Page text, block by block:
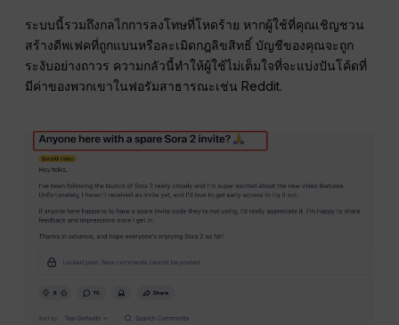
ระบบนี้รวมถึงกลไกการลงโทษที่โหดร้าย หากผู้ใช้ที่คุณเชิญชวน
สร้างดีพเฟคที่ถูกแบนหรือละเมิดกฎลิขสิทธิ์ บัญชีของคุณจะถูก
ระงับอย่างถาวร ความกลัวนี้ทำให้ผู้ใช้ไม่เต็มใจที่จะแบ่งปันโค้ดที่
มีค่าของพวกเขาในฟอรัมสาธารณะเช่น Reddit.